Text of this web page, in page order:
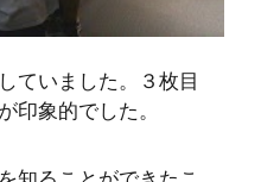
ていました。３枚目
象的でした。